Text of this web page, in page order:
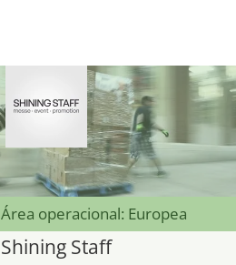
Área operacional: Europea
Shining Staff